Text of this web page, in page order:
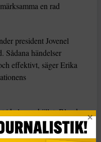
en rad
president Jovenel
Sådana händelser
effektivt, säger Erika
i hela samhället. Bland
många på
läkemedel